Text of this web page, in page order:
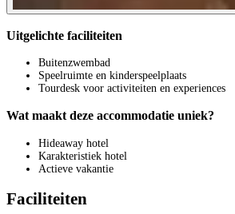
Uitgelichte faciliteiten
Buitenzwembad
Speelruimte en kinderspeelplaats
Tourdesk voor activiteiten en experiences
Wat maakt deze accommodatie uniek?
Hideaway hotel
Karakteristiek hotel
Actieve vakantie
Faciliteiten